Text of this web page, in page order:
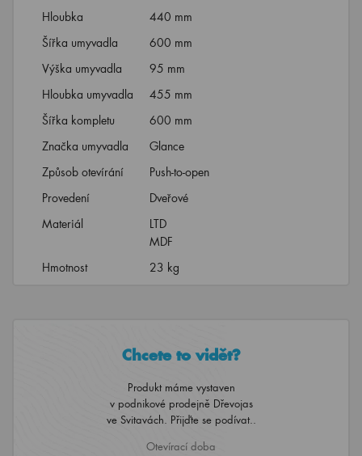
Hloubka
440 mm
Šířka umyvadla
600 mm
Výška umyvadla
95 mm
Hloubka umyvadla
455 mm
Šířka kompletu
600 mm
Značka umyvadla
Glance
Způsob otevírání
Push-to-open
Provedení
Dveřové
Materiál
LTD
MDF
Hmotnost
23 kg
Chcete to vidět?
Produkt máme vystaven
v podnikové prodejně Dřevojas
ve Svitavách. Přijďte se podívat..
Otevírací doba